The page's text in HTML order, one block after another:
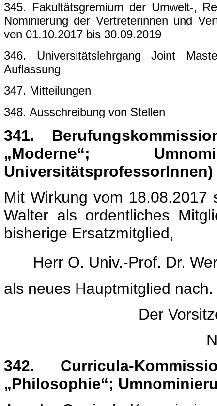
345. Fakultätsgremium der Umwelt-,
Nominierung der Vertreterinnen und
von 01.10.2017 bis 30.09.2019
346. Universitätslehrgang Joint
Auflassung
347. Mitteilungen
348. Ausschreibung von Stellen
341.
„Moderne“;
UniversitätsprofessorInnen)
Mit Wirkung vom 18.08.2017
Walter als ordentliches
bisherige Ersatzmitglied,
Herr O. Univ.-Prof. Dr.
als neues Hauptmitglied nach.
Der
342. Curricula-
„Philosophie“;